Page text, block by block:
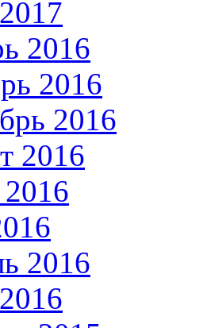
2016
2016
2016
2016
2016